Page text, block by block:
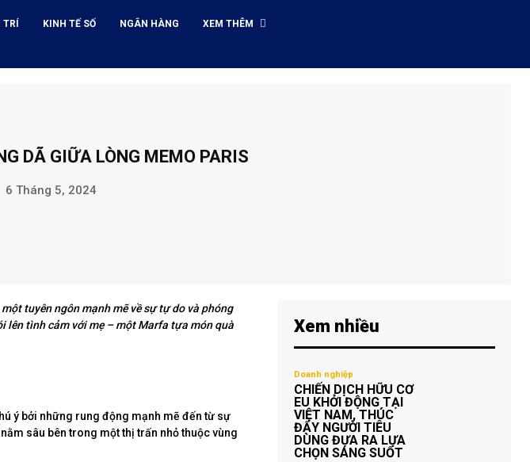
KINH TẾ SỐ NGÂN HÀNG XEM THÊM
DÃ GIỮA LÒNG MEMO PARIS
6 Tháng 5, 2024
tuyên ngôn mạnh mẽ về sự tự do và phóng
lên tình cảm với mẹ – một Marfa tựa món quà
ý bởi những rung động mạnh mẽ đến từ sự
sâu bên trong một thị trấn nhỏ thuộc vùng
Xem nhiều
Doanh nghiệp
CHIẾN DỊCH HỮU CƠ
EU KHỞI ĐỘNG TẠI
VIỆT NAM, THÚC
ĐẨY NGƯỜI TIÊU
DÙNG ĐƯA RA LỰA
CHỌN SÁNG SUỐT